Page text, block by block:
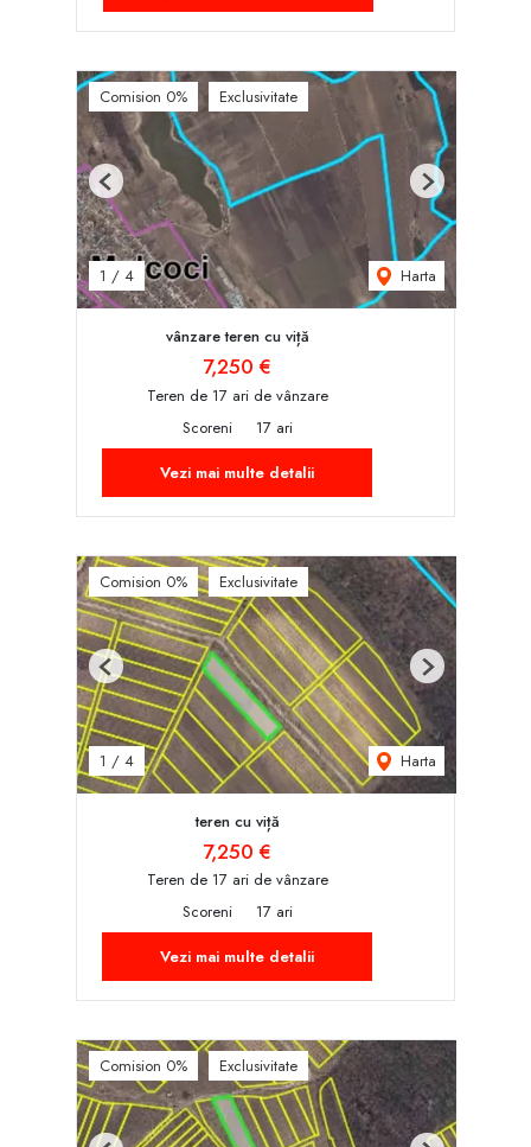
Comision 0% Exclusivitate
1 / 4 Harta
Previous Next
vânzare teren cu viță
7,250 €
Teren de 17 ari de vânzare
Scoreni
17 ari
Vezi mai multe detalii
Comision 0% Exclusivitate
1 / 4 Harta
Previous Next
teren cu viță
7,250 €
Teren de 17 ari de vânzare
Scoreni
17 ari
Vezi mai multe detalii
Comision 0% Exclusivitate